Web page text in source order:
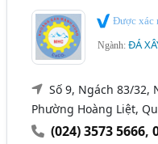
Được xác
Ngành:ĐÁ
Số 9, Ngách 83/32,
Phường Hoàng Liệt,
(024) 3573 5666,